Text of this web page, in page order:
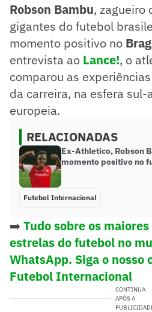
Robson Bambu, zagueiro
gigantes do futebol
momento positivo no
entrevista ao Lance!, o
comparou as
da carreira, na esfera sul-
europeia.
RELACIONADAS
Ex-Athletico, Robson
momento positivo no
Futebol Internacional
➡️ Tudo sobre os
estrelas do futebol no
WhatsApp. Siga o nosso
Futebol Internacional
CONTINUA
APÓS A